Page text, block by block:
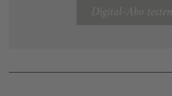
Digital-Abo testen